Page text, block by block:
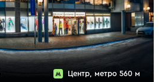
Центр, метро 560 м